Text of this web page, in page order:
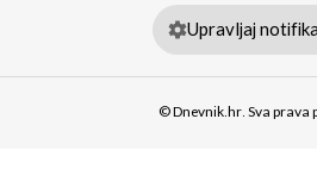
Upravljaj
© Dnevnik.hr. Sva prava